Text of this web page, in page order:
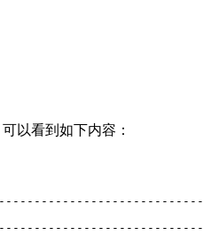
以看到如下内容：